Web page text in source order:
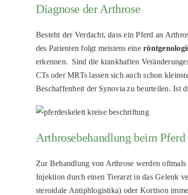
Diagnose der Arthrose
Besteht der Verdacht, dass ein Pferd an
des Patienten folgt meistens eine
erkennen. Sind die krankhaften
CTs oder MRTs lassen sich auch schon
Beschaffenheit der Synovia zu beurteilen. Ist
Arthrosebehandlung beim Pferd
Zur Behandlung von Arthrose werden
Injektion durch einen Tierarzt in das Gelenk
steroidale Antiphlogistika) oder Kortison